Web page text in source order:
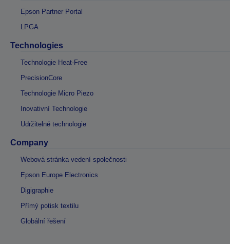
Epson Partner Portal
LPGA
Technologies
Technologie Heat-Free
PrecisionCore
Technologie Micro Piezo
Inovativní Technologie
Udržitelné technologie
Company
Webová stránka vedení společnosti
Epson Europe Electronics
Digigraphie
Přímý potisk textilu
Globální řešení